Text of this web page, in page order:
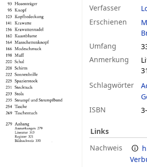
Verfasser
Erschienen
Umfang
Anmerkung
Schlagwörter
ISBN
Links
Nachweis